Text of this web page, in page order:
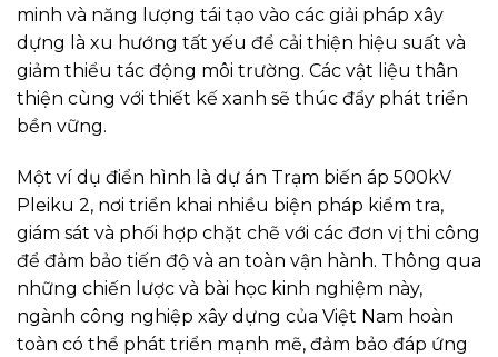
minh và năng lượng tái tạo vào các giải pháp xây
dựng là xu hướng tất yếu để cải thiện hiệu suất và
giảm thiểu tác động môi trường. Các vật liệu thân
thiện cùng với thiết kế xanh sẽ thúc đẩy phát triển
bền vững.
Một ví dụ điển hình là dự án Trạm biến áp 500kV
Pleiku 2, nơi triển khai nhiều biện pháp kiểm tra,
giám sát và phối hợp chặt chẽ với các đơn vị thi công
để đảm bảo tiến độ và an toàn vận hành. Thông qua
những chiến lược và bài học kinh nghiệm này,
ngành công nghiệp xây dựng của Việt Nam hoàn
toàn có thể phát triển mạnh mẽ, đảm bảo đáp ứng